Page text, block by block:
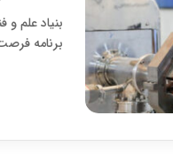
بنیاد علم
برنامه